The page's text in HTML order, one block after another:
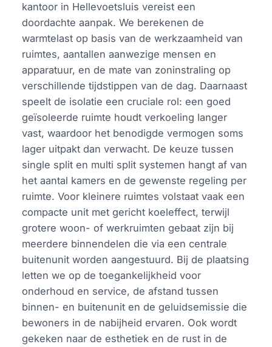
kantoor in Hellevoetsluis vereist een
doordachte aanpak. We berekenen de
warmtelast op basis van de werkzaamheid van
ruimtes, aantallen aanwezige mensen en
apparatuur, en de mate van zoninstraling op
verschillende tijdstippen van de dag. Daarnaast
speelt de isolatie een cruciale rol: een goed
geïsoleerde ruimte houdt verkoeling langer
vast, waardoor het benodigde vermogen soms
lager uitpakt dan verwacht. De keuze tussen
single split en multi split systemen hangt af van
het aantal kamers en de gewenste regeling per
ruimte. Voor kleinere ruimtes volstaat vaak een
compacte unit met gericht koeleffect, terwijl
grotere woon- of werkruimten gebaat zijn bij
meerdere binnendelen die via een centrale
buitenunit worden aangestuurd. Bij de plaatsing
letten we op de toegankelijkheid voor
onderhoud en service, de afstand tussen
binnen- en buitenunit en de geluidsemissie die
bewoners in de nabijheid ervaren. Ook wordt
gekeken naar de esthetiek en de rust in de